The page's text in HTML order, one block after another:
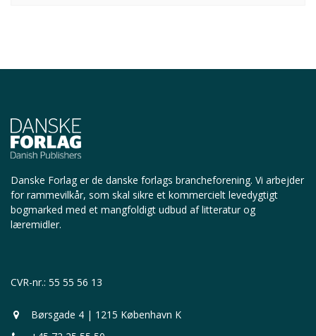
Danske Forlag er de danske forlags brancheforening. Vi arbejder
for rammevilkår, som skal sikre et kommercielt levedygtigt
bogmarked med et mangfoldigt udbud af litteratur og
læremidler.
CVR-nr.: 55 55 56 13
Børsgade 4 | 1215 København K